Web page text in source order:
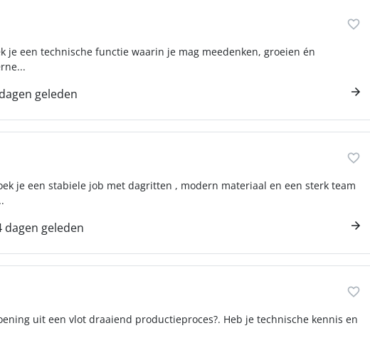
je een technische functie waarin je mag meedenken, groeien én
geleden
je een stabiele job met dagritten , modern materiaal en een sterk team
dagen geleden
uit een vlot draaiend productieproces?. Heb je technische kennis en